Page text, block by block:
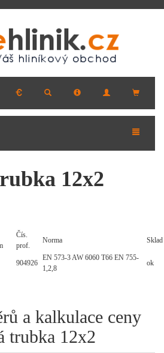
12x2
Čís.
prof.
Norma Sklad
904926
EN 573-3 AW 6060 T66 EN 755-
1,2,8
ok
a kalkulace ceny
trubka 12x2